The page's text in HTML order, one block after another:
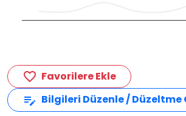
favorite_border Favorilere Ekle
edit_note Bilgileri Düzenle / Düzeltme